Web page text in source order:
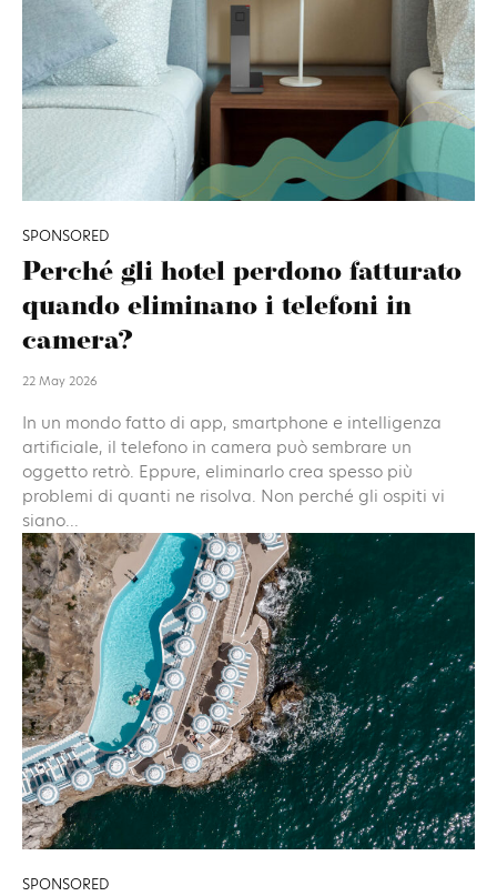
SPONSORED
Perché gli hotel perdono fatturato
quando eliminano i telefoni in
camera?
22 May 2026
In un mondo fatto di app, smartphone e intelligenza
artificiale, il telefono in camera può sembrare un
oggetto retrò. Eppure, eliminarlo crea spesso più
problemi di quanti ne risolva. Non perché gli ospiti vi
siano...
SPONSORED